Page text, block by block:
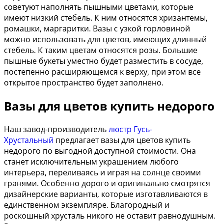
советуют наполнять пышными цветами, которые
имеют низкий стебель. К ним относятся хризантемы,
ромашки, маргаритки. Вазы с узкой горловиной
можно использовать для цветов, имеющих длинный
стебель. К таким цветам относятся розы. Большие
пышные букеты уместно будет разместить в сосуде,
постепенно расширяющемся к верху, при этом все
открытое пространство будет заполнено.
Вазы для цветов купить недорого
Наш завод-производительлюстр Гусь-
Хрустальный предлагает вазы для цветов купить
недорого по выгодной доступной стоимости. Она
станет исключительным украшением любого
интерьера, переливаясь и играя на солнце своими
гранями. Особенно дорого и оригинально смотрятся
дизайнерские варианты, которые изготавливаются в
единственном экземпляре. Благородный и
роскошный хрусталь никого не оставит равнодушным.